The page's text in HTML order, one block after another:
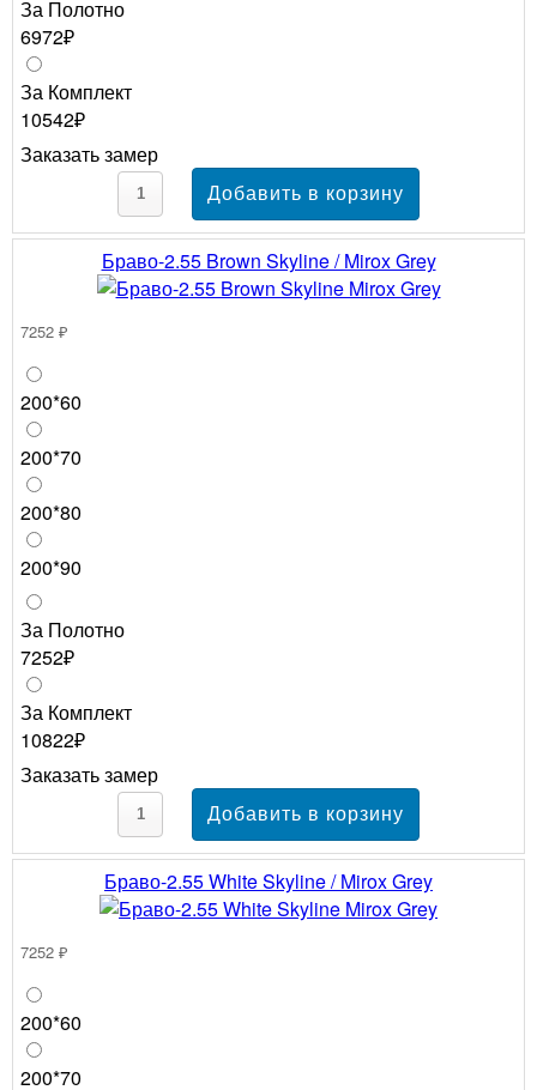
За Полотно
6972₽
За Комплект
10542₽
Заказать замер
Браво-2.55 Brown Skyline / Mirox Grey
7252 ₽
200*60
200*70
200*80
200*90
За Полотно
7252₽
За Комплект
10822₽
Заказать замер
Браво-2.55 White Skyline / Mirox Grey
7252 ₽
200*60
200*70